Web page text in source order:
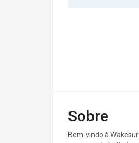
Sobre
Bem-vindo à